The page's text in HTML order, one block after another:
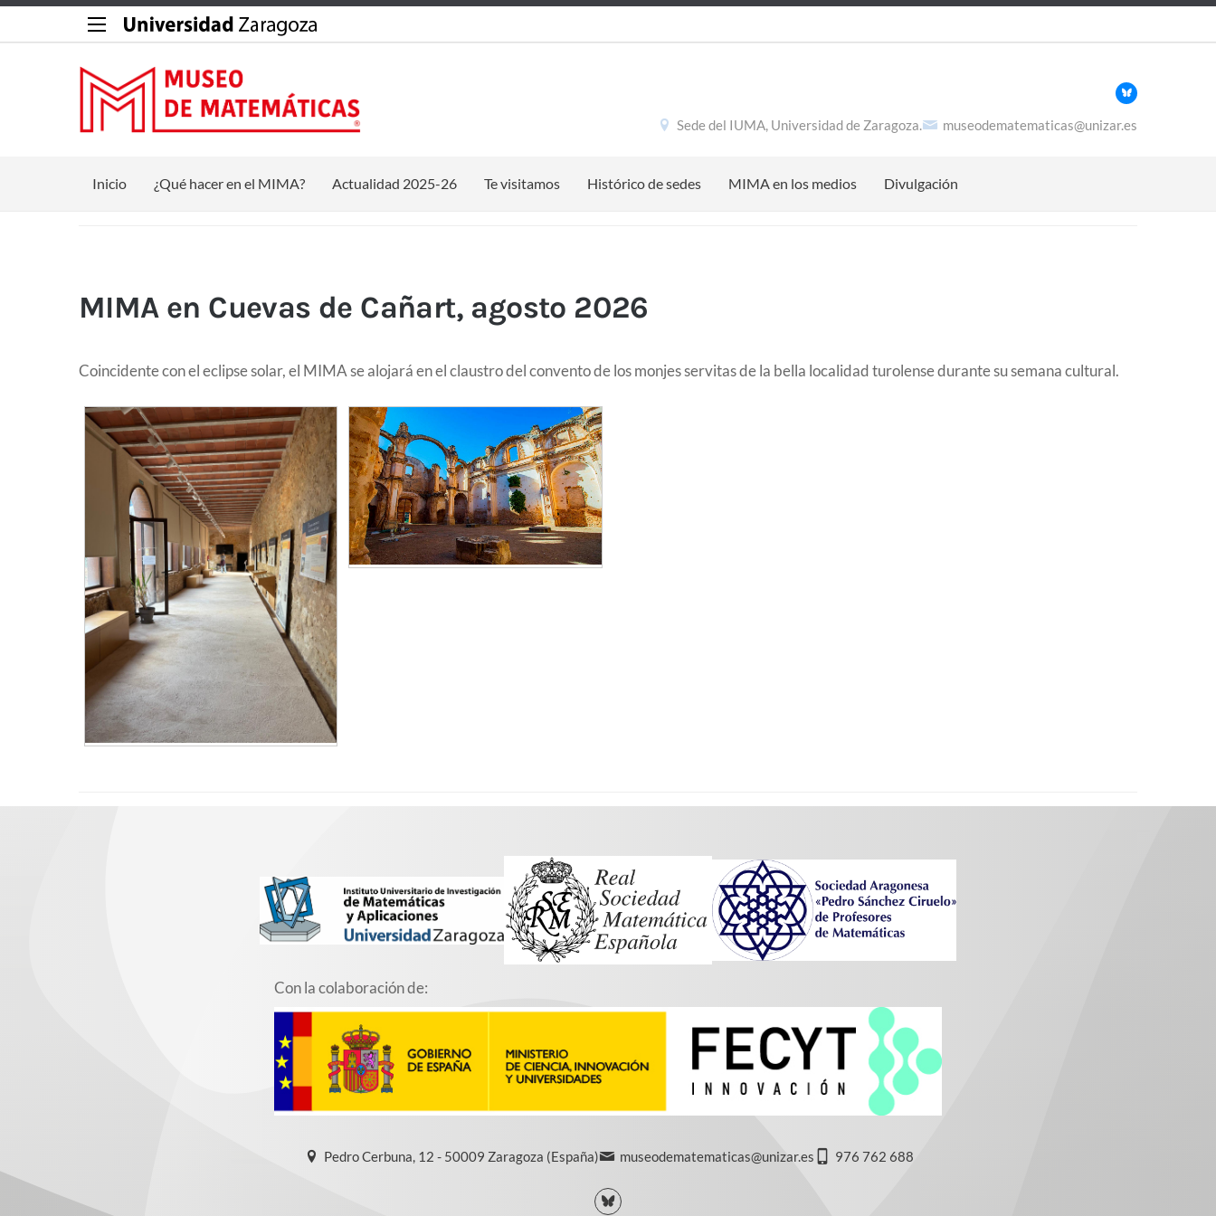
Sede del IUMA, Universidad de Zaragoza. museodematematicas@unizar.es
Inicio ¿Qué hacer en el MIMA? Actualidad 2025-26 Te visitamos Histórico de sedes MIMA en los medios Divulgación
MIMA en Cuevas de Cañart, agosto 2026
Coincidente con el eclipse solar, el MIMA se alojará en el claustro del convento de los monjes servitas de la bella localidad turolense durante su semana cultural.
Con la colaboración de:
Pedro Cerbuna, 12 - 50009 Zaragoza (España) museodematematicas@unizar.es 976 762 688